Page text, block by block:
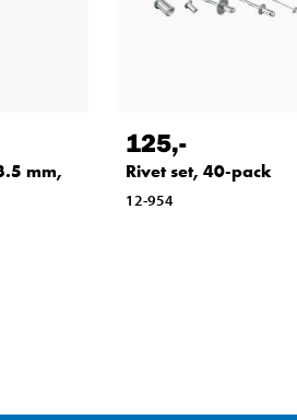
mm,
125,-
Rivet set, 40-pack
12-954